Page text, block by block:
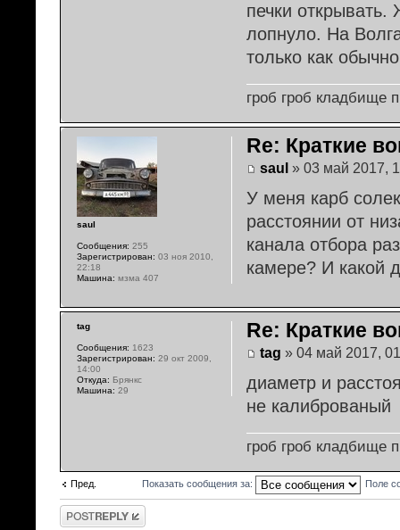
печки открывать.
лопнуло. На
только как
гроб гроб кладбище
Re: Краткие
saul » 03 май 2017,
У меня карб
расстоянии от
канала отбора
камере? И какой
saul
Сообщения: 255
Зарегистрирован: 03 ноя 2010,
22:18
Машина: мзма 407
Re: Краткие
tag » 04 май 2017,
диаметр и
не калиброваный
гроб гроб кладбище
tag
Сообщения: 1623
Зарегистрирован: 29 окт 2009,
14:00
Откуда: Брянкс
Машина: 29
Пред. Показать сообщения за: Поле
Ответить